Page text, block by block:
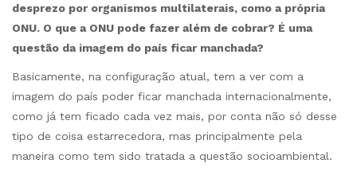
desprezo por organismos multilaterais, como a própria
ONU. O que a ONU pode fazer além de cobrar? É uma
questão da imagem do país ficar manchada?
Basicamente, na configuração atual, tem a ver com a
imagem do país poder ficar manchada internacionalmente,
como já tem ficado cada vez mais, por conta não só desse
tipo de coisa estarrecedora, mas principalmente pela
maneira como tem sido tratada a questão socioambiental.